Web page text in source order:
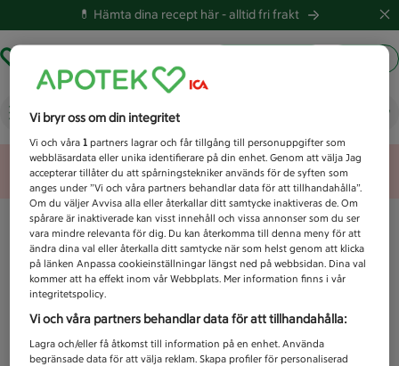
💊 Hämta dina recept här -alltid fri frakt
Vad letar du efter idag?
Unknown error
Vi bryr oss om din integritet
Vi och våra1 partners lagrar och får tillgång till personuppgifter som
webbläsardata eller unika identifierare på din enhet. Genom att välja Jag
accepterar tillåter du att spårningstekniker används för de syften som
anges under ”Vi och våra partners behandlar data för att tillhandahålla”.
Om du väljer Avvisa alla eller återkallar ditt samtycke inaktiveras de. Om
spårare är inaktiverade kan visst innehåll och vissa annonser som du ser
vara mindre relevanta för dig. Du kan återkomma till denna meny för att
ändra dina val eller återkalla ditt samtycke när som helst genom att klicka
på länken Anpassa cookieinställningar längst ned på webbsidan. Dina val
kommer att ha effekt inom vår Webbplats. Mer information finns i vår
integritetspolicy.
Vi och våra partners behandlar data för att tillhandahålla:
Lagra och/eller få åtkomst till information på en enhet. Använda
begränsade data för att välja reklam. Skapa profiler för personaliserad